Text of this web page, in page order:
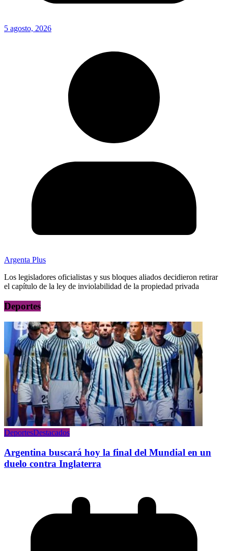
5 agosto, 2026
Argenta Plus
Los legisladores oficialistas y sus bloques aliados decidieron retirar
el capítulo de la ley de inviolabilidad de la propiedad privada
Deportes
DeportesDestacados
Argentina buscará hoy la final del Mundial en un
duelo contra Inglaterra